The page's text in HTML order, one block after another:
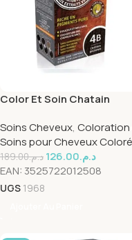
Color Et Soin Chatain
Soins Cheveux,
Soins pour Cheveux
د.م.189.00 د.م.126.00
EAN: 3525722012508
UGS 1968